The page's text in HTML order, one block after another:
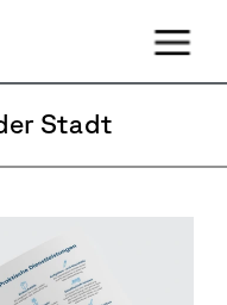
Stadt